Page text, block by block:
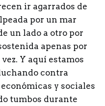
ir agarrados de
por un mar
un lado a otro por
apenas por
Y aquí estamos
contra
y sociales
tumbos durante